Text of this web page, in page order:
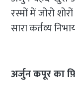
रस्मों में जोरो
सारा कर्तव्य
अर्जुन कपूर का